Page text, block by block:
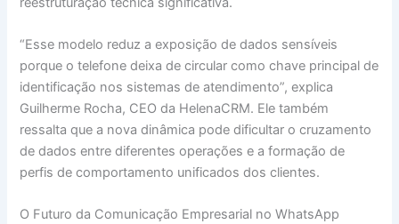
“Esse modelo reduz a exposição de dados sensíveis
porque o telefone deixa de circular como chave principal de
identificação nos sistemas de atendimento”, explica
Guilherme Rocha, CEO da HelenaCRM. Ele também
ressalta que a nova dinâmica pode dificultar o cruzamento
de dados entre diferentes operações e a formação de
perfis de comportamento unificados dos clientes.
O Futuro da Comunicação Empresarial no WhatsApp